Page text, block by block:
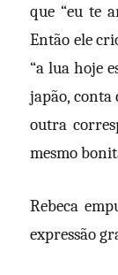
que “eu te
Então ele
“a lua hoje
japão, conta
outra
mesmo
Rebeca
expressão